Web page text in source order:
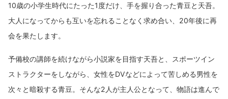
10歳の小学生時代にたった1度だけ、手を握り合った青豆と天吾。
大人になってからも互いを忘れることなく求め合い、20年後に再
会を果たします。
予備校の講師を続けながら小説家を目指す天吾と、スポーツイン
ストラクターをしながら、女性をDVなどによって苦しめる男性を
次々と暗殺する青豆。そんな2人が主人公となって、物語は進んで